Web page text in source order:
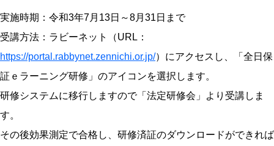
実施時期：令和3年7月13日～8月31日まで
受講方法：ラビーネット（URL：
https://portal.rabbynet.zennichi.or.jp/）にアクセスし、「全日保
証ｅラーニング研修」のアイコンを選択します。
研修システムに移行しますので「法定研修会」より受講しま
す。
その後効果測定で合格し、研修済証のダウンロードができれば